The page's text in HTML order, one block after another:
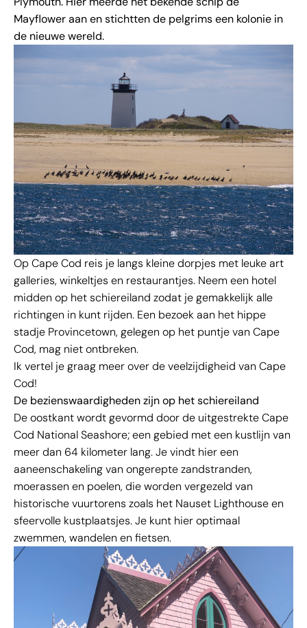
Mayflower aan en stichtten de pelgrims een kolonie in
de nieuwe wereld.
Op Cape Cod reis je langs kleine dorpjes met leuke art
galleries, winkeltjes en restaurantjes. Neem een hotel
midden op het schiereiland zodat je gemakkelijk alle
richtingen in kunt rijden. Een bezoek aan het hippe
stadje Provincetown, gelegen op het puntje van Cape
Cod, mag niet ontbreken.
Ik vertel je graag meer over de veelzijdigheid van Cape
Cod!
De bezienswaardigheden zijn op het schiereiland
De oostkant wordt gevormd door de uitgestrekte Cape
Cod National Seashore; een gebied met een kustlijn van
meer dan 64 kilometer lang. Je vindt hier een
aaneenschakeling van ongerepte zandstranden,
moerassen en poelen, die worden vergezeld van
historische vuurtorens zoals het Nauset Lighthouse en
sfeervolle kustplaatsjes. Je kunt hier optimaal
zwemmen, wandelen en fietsen.